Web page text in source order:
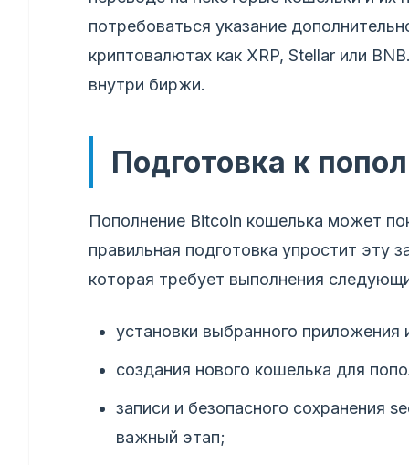
потребоваться указание
криптовалютах как XRP, Stellar или
внутри биржи.
Подготовка к
Пополнение Bitcoin кошелька может
правильная подготовка упростит эту
которая требует выполнения
установки выбранного приложения
создания нового кошелька для
записи и безопасного сохранения
важный этап;